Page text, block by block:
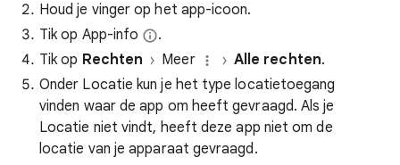
Houd je vinger op het app-icoon.
Tik op App-info
.
Tik op Rechten Meer Alle rechten.
Onder Locatie kun je het type locatietoegang
vinden waar de app om heeft gevraagd. Als je
Locatie niet vindt, heeft deze app niet om de
locatie van je apparaat gevraagd.